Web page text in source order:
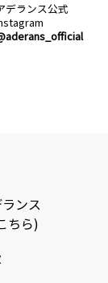
デランス公式
ンス
ちら)